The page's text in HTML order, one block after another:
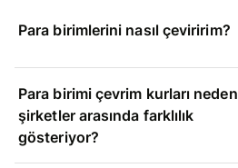
Para birimlerini nasıl çeviririm?
Para birimi çevrim kurları neden
şirketler arasında farklılık
gösteriyor?